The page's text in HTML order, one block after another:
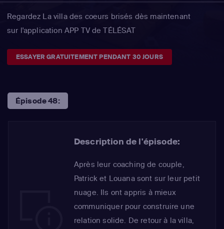
Regardez La villa des coeurs brisés dès maintenant
sur l'application APP TV de TÉLÉSAT
ESSAYER GRATUITEMENT PENDANT 30 JOURS
Épisode 48:
Description de l'épisode:
Après leur coaching de couple,
Patrick et Louana sont sur leur petit
nuage. Ils ont appris à mieux
communiquer pour construire une
relation solide. De retour à la villa,